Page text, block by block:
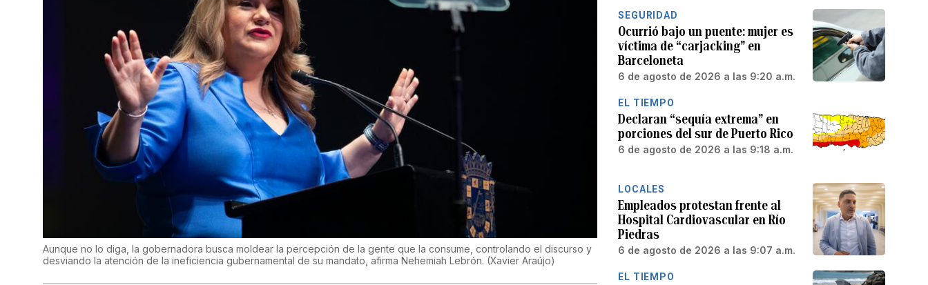
Aunque no lo diga, la gobernadora busca moldear la percepción de la gente que la consume, controlando el discurso y
desviando la atención de la ineficiencia gubernamental de su mandato, afirma Nehemiah Lebrón. (Xavier Araújo)
SEGURIDAD
Ocurrió bajo un puente: mujer es
víctima de “carjacking” en
Barceloneta
6 de agosto de 2026 a las 9:20 a.m.
EL TIEMPO
Declaran “sequía extrema” en
porciones del sur de Puerto Rico
6 de agosto de 2026 a las 9:18 a.m.
LOCALES
Empleados protestan frente al
Hospital Cardiovascular en Río
Piedras
6 de agosto de 2026 a las 9:07 a.m.
EL TIEMPO